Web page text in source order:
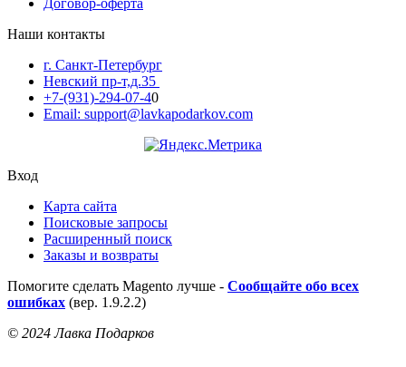
Наши контакты
г. Санкт-Петербург
Невский пр-т,д.35
+7-(931)-294-07-40
Email: support@lavkapodarkov.com
Вход
Карта сайта
Поисковые запросы
Расширенный поиск
Заказы и возвраты
Помогите сделать Magento лучше - Сообщайте обо всех
ошибках (вер. 1.9.2.2)
© 2024 Лавка Подарков